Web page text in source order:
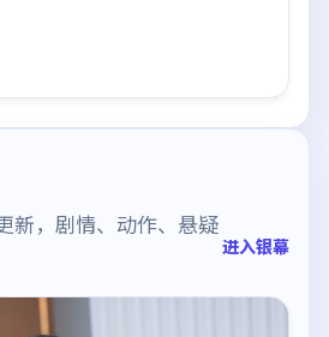
影。
新，剧情、动作、悬疑
进入银幕